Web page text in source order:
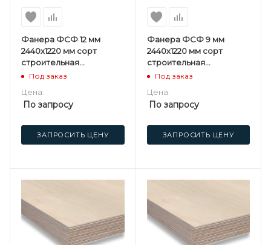
Фанера ФСФ 12 мм
2440х1220 мм сорт
строительная
нешлифованная
Под заказ
Цена:
По запросу
ЗАПРОСИТЬ ЦЕНУ
Фанера ФСФ 9 мм
2440х1220 мм сорт
строительная
нешлифованная
Под заказ
Цена:
По запросу
ЗАПРОСИТЬ ЦЕНУ